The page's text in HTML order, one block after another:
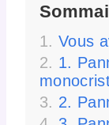
Vous
1.
2.